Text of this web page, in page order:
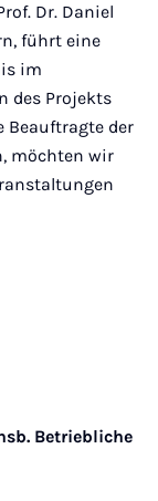
Dr. Daniel
führt eine
im
des Projekts
Beauftragte der
möchten wir
Betriebliche